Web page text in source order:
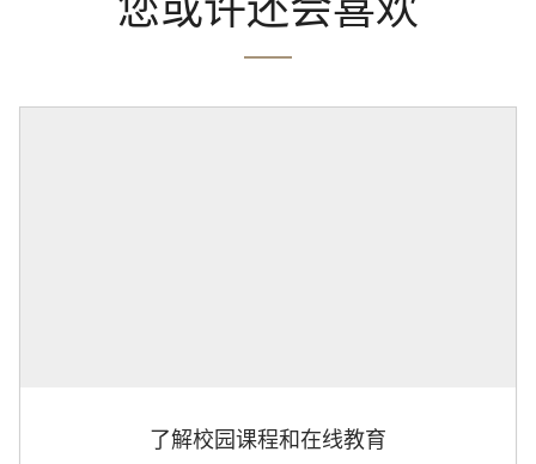
您或许还会喜欢
了解校园课程和在线教育